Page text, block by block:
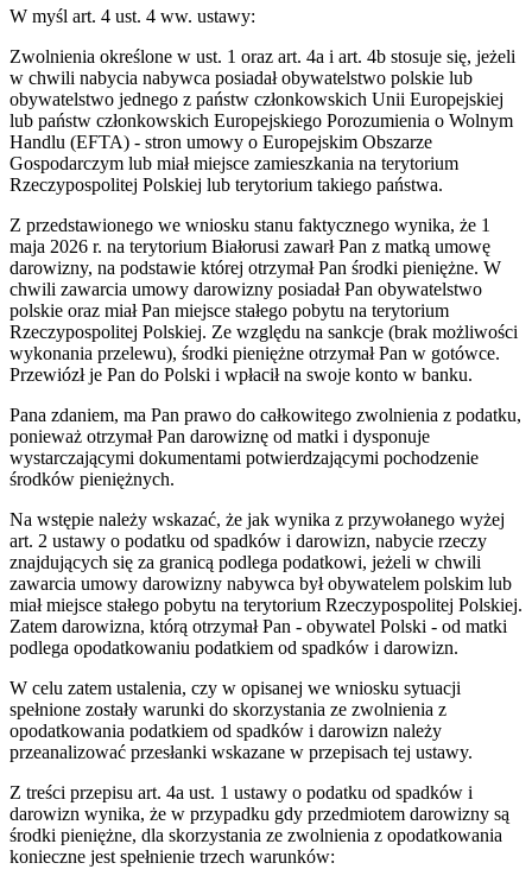
W myśl art. 4 ust. 4 ww. ustawy:
Zwolnienia określone w ust. 1 oraz art. 4a i art. 4b stosuje się, jeżeli
w chwili nabycia nabywca posiadał obywatelstwo polskie lub
obywatelstwo jednego z państw członkowskich Unii Europejskiej
lub państw członkowskich Europejskiego Porozumienia o Wolnym
Handlu (EFTA) - stron umowy o Europejskim Obszarze
Gospodarczym lub miał miejsce zamieszkania na terytorium
Rzeczypospolitej Polskiej lub terytorium takiego państwa.
Z przedstawionego we wniosku stanu faktycznego wynika, że 1
maja 2026 r. na terytorium Białorusi zawarł Pan z matką umowę
darowizny, na podstawie której otrzymał Pan środki pieniężne. W
chwili zawarcia umowy darowizny posiadał Pan obywatelstwo
polskie oraz miał Pan miejsce stałego pobytu na terytorium
Rzeczypospolitej Polskiej. Ze względu na sankcje (brak możliwości
wykonania przelewu), środki pieniężne otrzymał Pan w gotówce.
Przewiózł je Pan do Polski i wpłacił na swoje konto w banku.
Pana zdaniem, ma Pan prawo do całkowitego zwolnienia z podatku,
ponieważ otrzymał Pan darowiznę od matki i dysponuje
wystarczającymi dokumentami potwierdzającymi pochodzenie
środków pieniężnych.
Na wstępie należy wskazać, że jak wynika z przywołanego wyżej
art. 2 ustawy o podatku od spadków i darowizn, nabycie rzeczy
znajdujących się za granicą podlega podatkowi, jeżeli w chwili
zawarcia umowy darowizny nabywca był obywatelem polskim lub
miał miejsce stałego pobytu na terytorium Rzeczypospolitej Polskiej.
Zatem darowizna, którą otrzymał Pan - obywatel Polski - od matki
podlega opodatkowaniu podatkiem od spadków i darowizn.
W celu zatem ustalenia, czy w opisanej we wniosku sytuacji
spełnione zostały warunki do skorzystania ze zwolnienia z
opodatkowania podatkiem od spadków i darowizn należy
przeanalizować przesłanki wskazane w przepisach tej ustawy.
Z treści przepisu art. 4a ust. 1 ustawy o podatku od spadków i
darowizn wynika, że w przypadku gdy przedmiotem darowizny są
środki pieniężne, dla skorzystania ze zwolnienia z opodatkowania
konieczne jest spełnienie trzech warunków: